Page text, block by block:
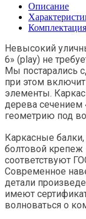
Описание
Комплектация
Невысокий
6» (play) не
Мы постарались
при этом
элементы.
дерева
геометрию под
Каркасные
болтовой
соответствуют
Современное
детали
имеют
волноваться о